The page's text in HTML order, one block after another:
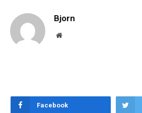
Bjorn
Website
Facebook